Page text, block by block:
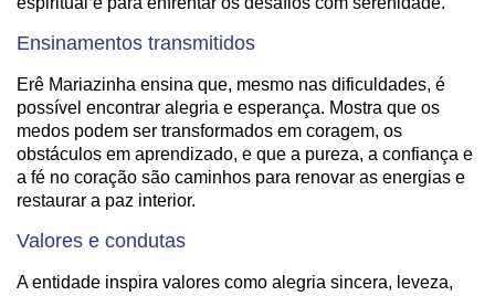
Ensinamentos transmitidos
Erê Mariazinha ensina que, mesmo nas dificuldades, é
possível encontrar alegria e esperança. Mostra que os
medos podem ser transformados em coragem, os
obstáculos em aprendizado, e que a pureza, a confiança e
a fé no coração são caminhos para renovar as energias e
restaurar a paz interior.
Valores e condutas
A entidade inspira valores como alegria sincera, leveza,